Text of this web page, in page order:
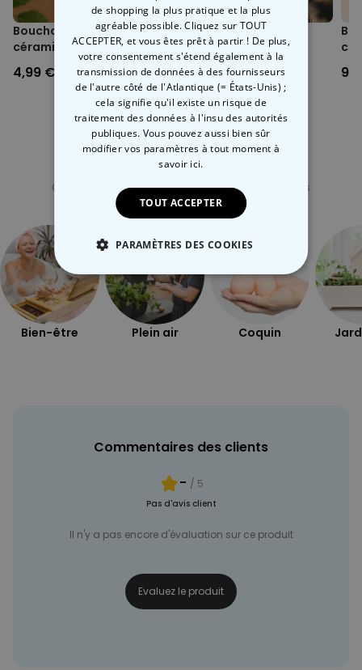
Bouchon avec fleur en
céramique
4,99 €
Boules à Liqueur pour
Sapin de Noël
14,99 €
Catégorie concernée
Consultez nos autres catégories de cadeux insolites
Bien-être Plein air Coquin
Commentaires des clients
- / 5
Pas d'avis client
Il n'y a pas encore d'évaluation sur ce produit
Evaluez le produit
de shopping la plus pratique et la plus
agréable possible. Cliquez sur TOUT
ACCEPTER, et vous êtes prêt à partir ! De plus,
votre consentement s'étend également à la
transmission de données à des fournisseurs
de l'autre côté de l'Atlantique (= États-Unis) ;
cela signifie qu'il existe un risque de
traitement des données à l'insu des autorités
publiques. Vous pouvez aussi bien sûr
modifier vos paramètres à tout moment à
savoir ici.
TOUT ACCEPTER
PARAMÈTRES DES COOKIES
STRICTEMENT NÉCESSAIRE
PERFORMANCE